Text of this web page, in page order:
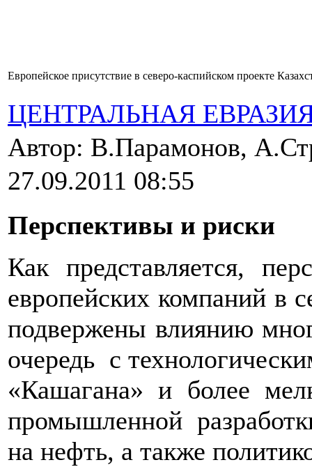
Европейское присутствие в северо-каспийском проекте
ЦЕНТРАЛЬНАЯ
Автор: В.Парамонов,
27.09.2011 08:55
Перспективы и риски
Как представляется,
европейских компаний в
подвержены влиянию
очередь с
«Кашагана» и более
промышленной
на нефть, а также